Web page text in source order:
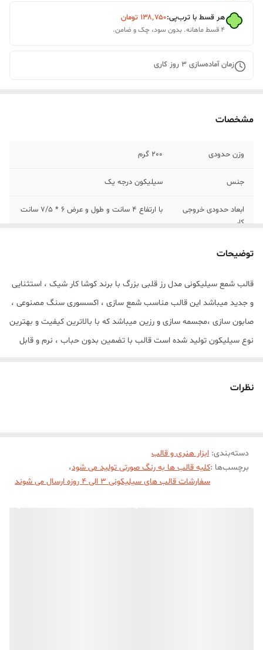
هر قسط با ترب‌پی:۱۳۸٬۷۵۰ تومان
۴ قسط ماهانه. بدون سود، چک و ضامن.
زمان آماده‌سازی 3 روز کاری
مشخصات
وزن حدودی 200 گرم
جنس سیلیکون درجه یک
ابعاد حدودی خروجی
کار
با ارتفاع 4 سانت و طول و عرض 6 * 7/5 سانت
توضیحات
قالب شمع سیلیکونی مدل رز قلبی بزرگ با برند کوشا کار شیک ، استثنایی
و جدید میباشد این قالب مناسب شمع سازی ، اکسسوری سنگ مصنوعی ،
صابون سازی ،مجسمه سازی و رزین میباشد که با بالاترین کیفیت و بهترین
نوع سیلیکون تولید شده است قالب با تضمین بدون حباب ، نرم و قابل
نظرات
دسته‌بندی: ابزار هنری و قالب
برچسب‌ها :کلیه قالب ها به رنگ صورتی تولید می شود،
سفارشات قالب های سیلیکونی 3 الی 4 روزه ارسال می شوند